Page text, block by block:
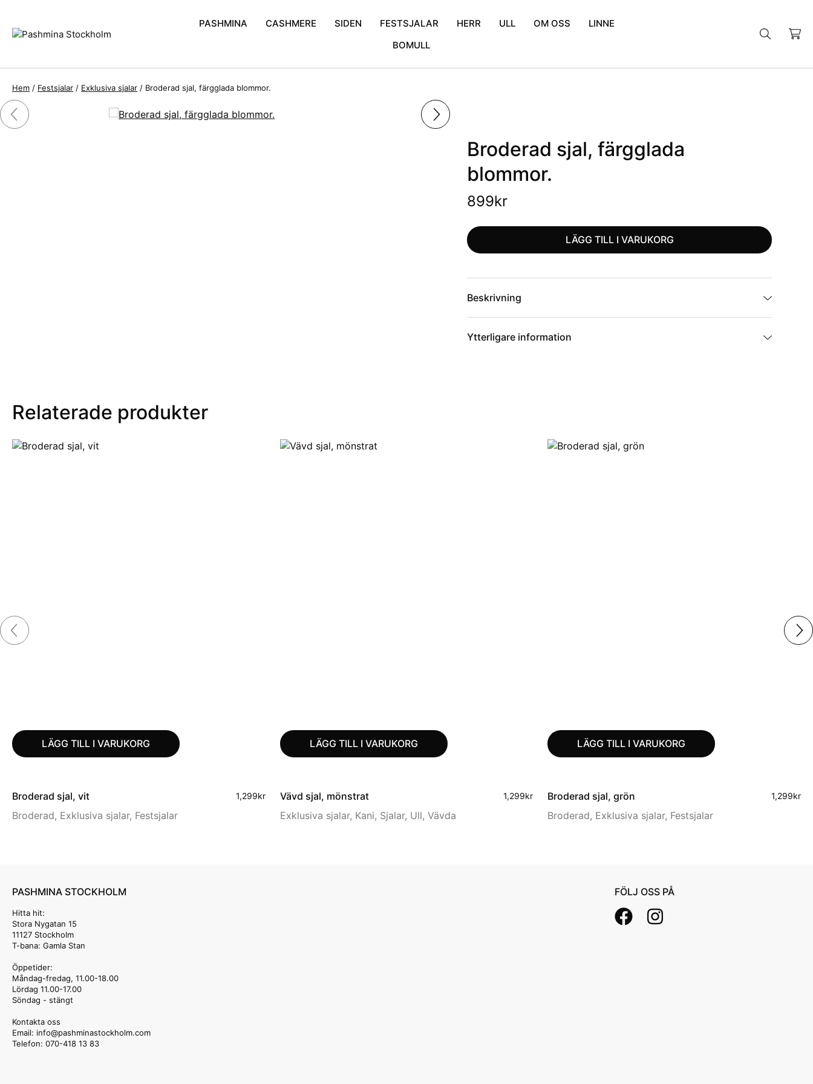
PASHMINA CASHMERE SIDEN FESTSJALAR
Bröllopssjalar
HERR ULL OM OSS
LINNE
BOMULL
efter:
Hem / Festsjalar / Exklusiva sjalar / Broderad sjal, färgglada blommor.
Broderad sjal, färgglada
blommor.
899kr
LÄGG TILL I VARUKORG
Beskrivning
Ytterligare information
Relaterade produkter
LÄGG TILL I VARUKORG
Broderad sjal, vit 1,299kr
Broderad, Exklusiva sjalar, Festsjalar
LÄGG TILL I VARUKORG
Vävd sjal, mönstrat 1,299kr
Exklusiva sjalar, Kani, Sjalar, Ull, Vävda
LÄGG TILL I VARUKORG
Broderad sjal, grön 1,299kr
Broderad, Exklusiva sjalar, Festsjalar
PASHMINA STOCKHOLM
Hitta hit:
Stora Nygatan 15
11127 Stockholm
T-bana: Gamla Stan
Öppetider:
Måndag-fredag, 11.00-18.00
Lördag 11.00-17.00
Söndag - stängt
Kontakta oss
Email: info@pashminastockholm.com
Telefon: 070-418 13 83
FÖLJ OSS PÅ